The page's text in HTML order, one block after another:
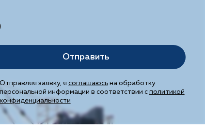
Отправить
Отправляя заявку, я соглашаюсьна обработку
персональной информации в соответствии с политикой
конфиденциальности